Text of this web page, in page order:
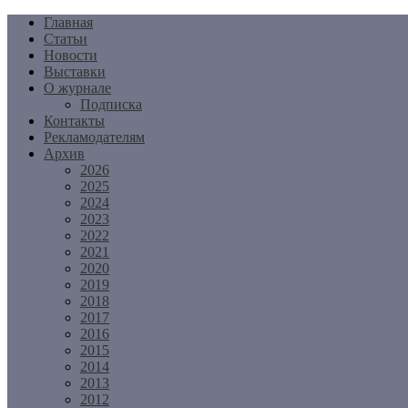
Перейти
содержимому
Главная
Статьи
Новости
Выставки
О журнале
Подписка
Контакты
Рекламодателям
Архив
2026
2025
2024
2023
2022
2021
2020
2019
2018
2017
2016
2015
2014
2013
2012